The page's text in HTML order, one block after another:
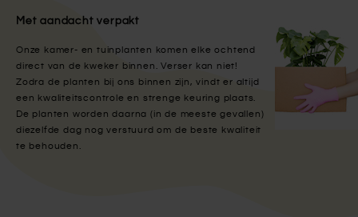
Met aandacht verpakt
Onze kamer- en tuinplanten komen elke ochtend
direct van de kweker binnen. Verser kan niet!
Zodra de planten bij ons binnen zijn, vindt er altijd
een kwaliteitscontrole en strenge keuring plaats.
De planten worden daarna (in de meeste gevallen)
diezelfde dag nog verstuurd om de beste kwaliteit
te behouden.